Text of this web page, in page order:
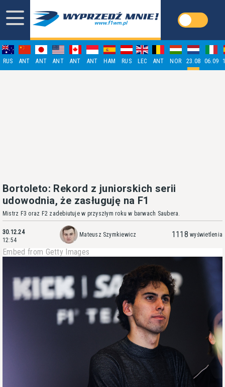
RUS ANT ANT ANT ANT ANT HAM RUS LEC ANT NOR 23.08 06.09
Bortoleto: Rekord z juniorskich serii
udowodnia, że zasługuję na F1
Mistrz F3 oraz F2 zadebiutuje w przyszłym roku w barwach Saubera.
30.12.24
12:54
Mateusz Szymkiewicz 1118 wyświetlenia
Embed from Getty Images